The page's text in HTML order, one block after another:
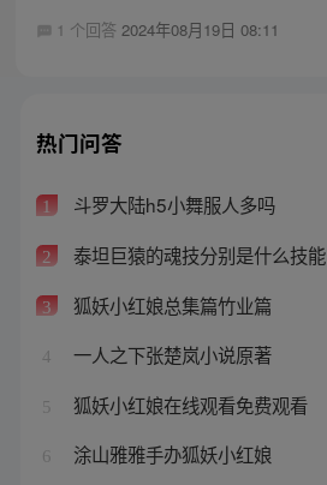
1 个回答 2024年08月19日 08:11
热门问答
1 斗罗大陆h5小舞服人多吗
2 泰坦巨猿的魂技分别是什么技能
3 狐妖小红娘总集篇竹业篇
4 一人之下张楚岚小说原著
5 狐妖小红娘在线观看免费观看
6 涂山雅雅手办狐妖小红娘